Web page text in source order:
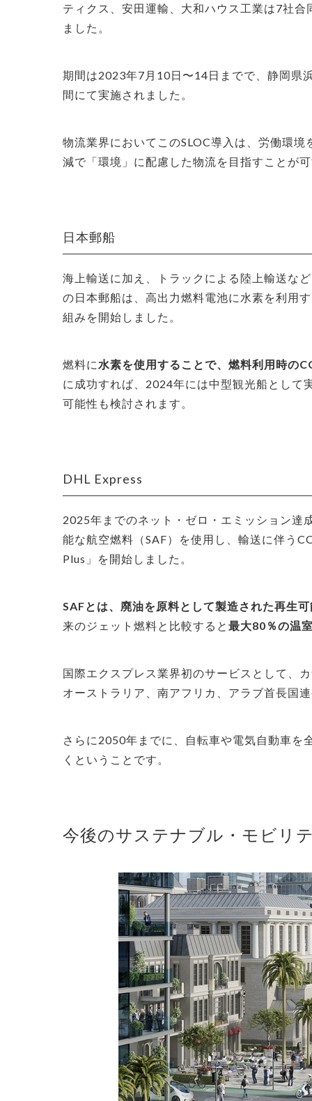
ティクス、安田運輸、大和ハウス工業は7社
ました。
期間は2023年7月10日〜14日までで、静岡県
間にて実施されました。
物流業界においてこのSLOC導入は、労働環
減で「環境」に配慮した物流を目指すことが
日本郵船
海上輸送に加え、トラックによる陸上輸送な
の日本郵船は、高出力燃料電池に水素を利用
組みを開始しました。
燃料に 水素を使用することで、燃料利用時の
に成功すれば、2024年には中型観光船として
可能性も検討されます。
DHL Express
2025年までのネット・ゼロ・エミッション
能な航空燃料（SAF）を使用し、輸送に伴う
Plus」を開始しました。
SAFとは、廃油を原料として製造された再生
来のジェット燃料と比較すると 最大80％の温
国際エクスプレス業界初のサービスとして、
オーストラリア、南アフリカ、アラブ首長国
さらに2050年までに、自転車や電気自動車を
くということです。
今後のサステナブル・モビリ